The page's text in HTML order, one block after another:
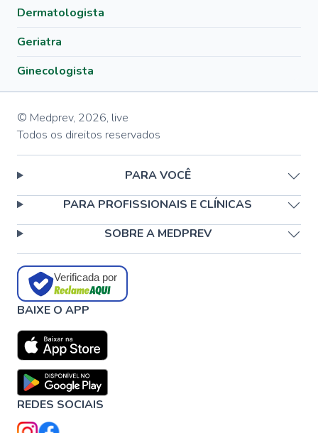
Dermatologista
Geriatra
Ginecologista
© Medprev, 2026, live
Todos os direitos reservados
PARA VOCÊ
PARA PROFISSIONAIS E CLÍNICAS
SOBRE A MEDPREV
Verificada por
BAIXE O APP
REDES SOCIAIS